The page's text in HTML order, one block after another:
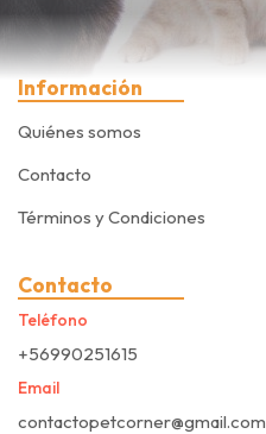
Información
Quiénes somos
Contacto
Términos y Condiciones
Contacto
Teléfono
+56990251615
Email
contactopetcorner@gmail.com